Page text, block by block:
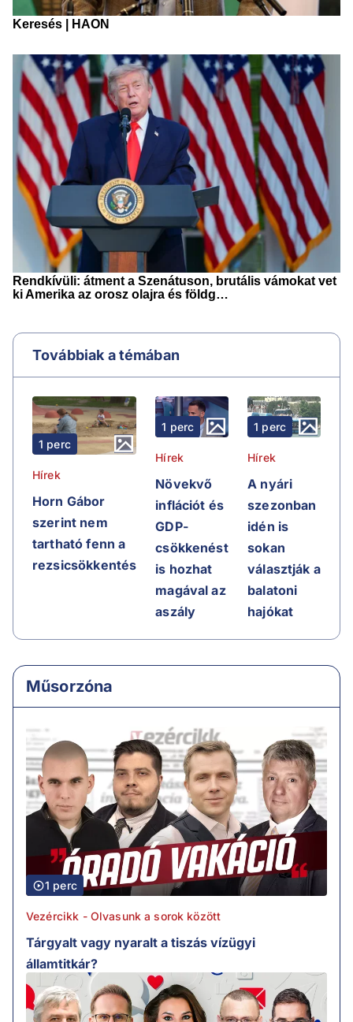
Továbbiak a témában
1 perc
Hírek
Horn Gábor
szerint nem
tartható fenn a
rezsicsökkentés
1 perc
Hírek
Növekvő
inflációt és
GDP-
csökkenést
is hozhat
magával az
aszály
1 perc
Hírek
A nyári
szezonban
idén is
sokan
választják a
balatoni
hajókat
Műsorzóna
1 perc
Vezércikk - Olvasunk a sorok között
Tárgyalt vagy nyaralt a tiszás vízügyi
államtitkár?